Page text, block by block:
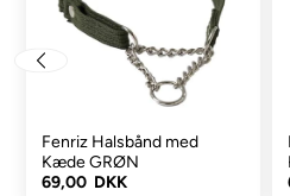
Fenriz Halsbånd med
Kæde GRØN
69,00 DKK